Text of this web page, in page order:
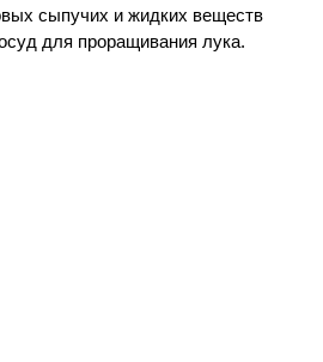
сыпучих и жидких веществ
для проращивания лука.